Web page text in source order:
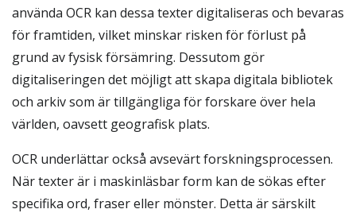
använda OCR kan dessa texter digitaliseras och bevaras
för framtiden, vilket minskar risken för förlust på
grund av fysisk försämring. Dessutom gör
digitaliseringen det möjligt att skapa digitala bibliotek
och arkiv som är tillgängliga för forskare över hela
världen, oavsett geografisk plats.
OCR underlättar också avsevärt forskningsprocessen.
När texter är i maskinläsbar form kan de sökas efter
specifika ord, fraser eller mönster. Detta är särskilt